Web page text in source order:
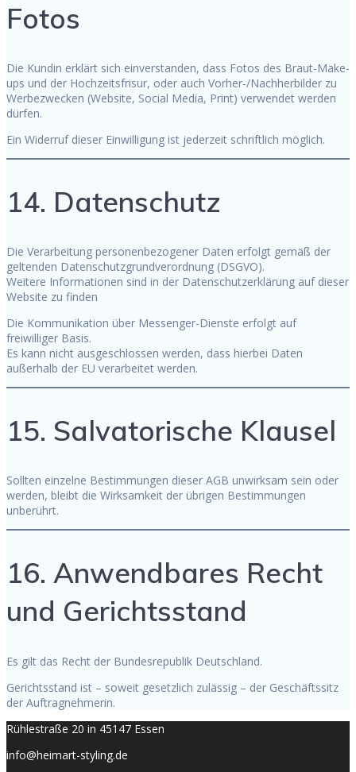
Fotos
Die Kundin erklärt sich einverstanden, dass Fotos des Braut-Make-
ups und der Hochzeitsfrisur, oder auch Vorher-/Nachherbilder zu
Werbezwecken (Website, Social Media, Print) verwendet werden
dürfen.
Ein Widerruf dieser Einwilligung ist jederzeit schriftlich möglich.
14. Datenschutz
Die Verarbeitung personenbezogener Daten erfolgt gemäß der
geltenden Datenschutzgrundverordnung (DSGVO).
Weitere Informationen sind in der Datenschutzerklärung auf dieser
Website zu finden
Die Kommunikation über Messenger-Dienste erfolgt auf
freiwilliger Basis.
Es kann nicht ausgeschlossen werden, dass hierbei Daten
außerhalb der EU verarbeitet werden.
15. Salvatorische Klausel
Sollten einzelne Bestimmungen dieser AGB unwirksam sein oder
werden, bleibt die Wirksamkeit der übrigen Bestimmungen
unberührt.
16. Anwendbares Recht
und Gerichtsstand
Es gilt das Recht der Bundesrepublik Deutschland.
Gerichtsstand ist – soweit gesetzlich zulässig – der Geschäftssitz
der Auftragnehmerin.
Rühlestraße 20 in 45147 Essen
info@heimart-styling.de